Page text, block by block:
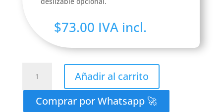
$73.00 IVA incl.
Revlon
de
placa
Añadir al carrito
Comprar por Whatsapp 🚀